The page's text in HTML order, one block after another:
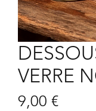
VERRE
9,00 €Prix